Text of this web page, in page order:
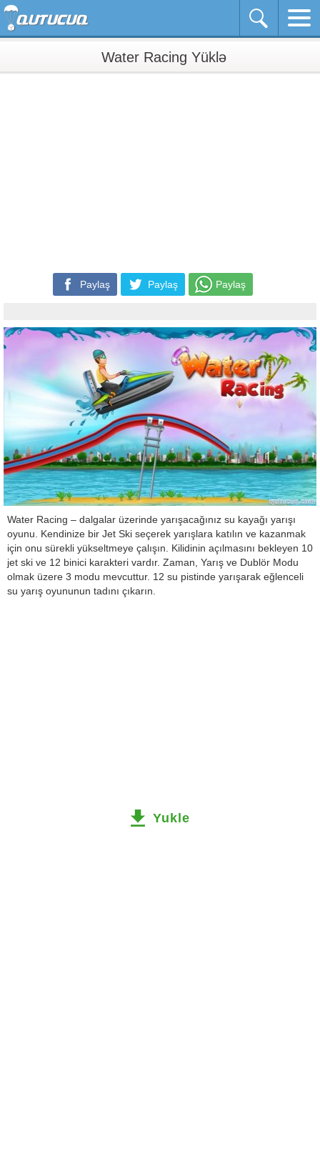
Water Racing Yüklə
Paylaş Paylaş Paylaş
Water Racing – dalgalar üzerinde yarışacağınız su kayağı yarışı
oyunu. Kendinize bir Jet Ski seçerek yarışlara katılın ve kazanmak
için onu sürekli yükseltmeye çalışın. Kilidinin açılmasını bekleyen 10
jet ski ve 12 binici karakteri vardır. Zaman, Yarış ve Dublör Modu
olmak üzere 3 modu mevcuttur. 12 su pistinde yarışarak eğlenceli
su yarış oyununun tadını çıkarın.
Yukle